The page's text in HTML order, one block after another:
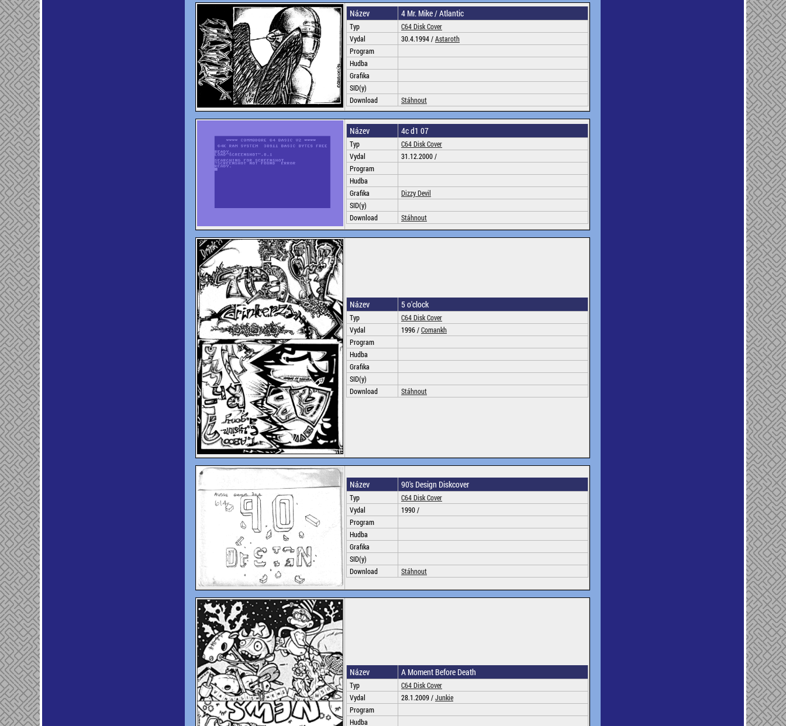
Název 4 Mr. Mike / Atlantic
Typ
C64 Disk Cover
Vydal
30.4.1994 /Astaroth
Program
Hudba
Grafika
SID(y)
Download
Stáhnout
Název 4c d1 07
Typ
C64 Disk Cover
Vydal
31.12.2000 /
Program
Hudba
Grafika
Dizzy Devil
SID(y)
Download
Stáhnout
Název 5 o'clock
Typ
C64 Disk Cover
Vydal
1996 /Comankh
Program
Hudba
Grafika
SID(y)
Download
Stáhnout
Název 90's Design Diskcover
Typ
C64 Disk Cover
Vydal
1990 /
Program
Hudba
Grafika
SID(y)
Download
Stáhnout
Název A Moment Before Death
Typ
C64 Disk Cover
Vydal
28.1.2009 /Junkie
Program
Hudba